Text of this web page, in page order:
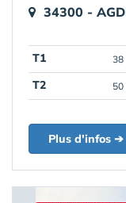
34300 -
T1 38
T2
50
Plus d'infos ➔